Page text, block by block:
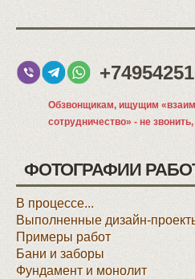
Обзвонщикам, ищущим
сотрудничество» - не
ФОТОГРАФИИ
В процессе...
Выполненные дизайн-
Примеры работ
Бани и заборы
Фундамент и монолит